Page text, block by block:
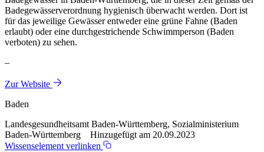
Badegewässerverordnung hygienisch überwacht werden. Dort ist
für das jeweilige Gewässer entweder eine grüne Fahne (Baden
erlaubt) oder eine durchgestrichende Schwimmperson (Baden
verboten) zu sehen.
–
Zur Website
Baden
Landesgesundheitsamt Baden-Württemberg, Sozialministerium
Baden-Württemberg Hinzugefügt am 20.09.2023
Wissenselement verlinken